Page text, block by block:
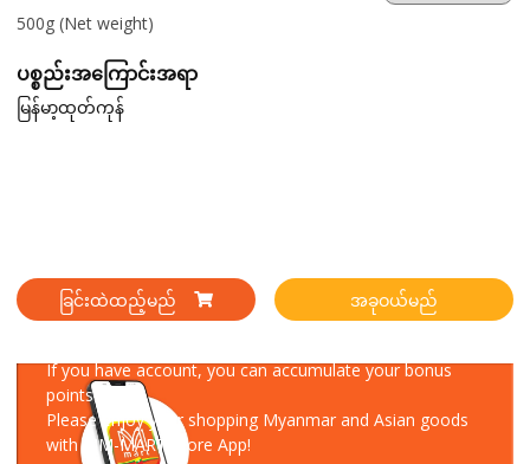
500g (Net weight)
ပစ္စည်းအကြောင်းအရာ
မြန်မာ့ထုတ်ကုန်
ခြင်းထဲထည့်မည် အခုဝယ်မည်
If you have account, you can accumulate your bonus
points!
Please enjoy your shopping Myanmar and Asian goods
with MM-MART Store App!